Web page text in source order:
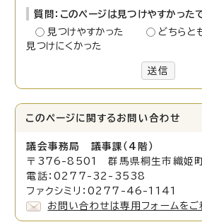
質問：このページは見つけやすかった
見つけやすかった
どちらと
見つけにくかった
送信
このページに関する お問い合わせ
議会事務局 議事課（4階）
〒376-8501 群馬県桐生市織姫
電話：0277-32-3538
ファクシミリ：0277-46-1141
お問い合わせは専用フォームをご